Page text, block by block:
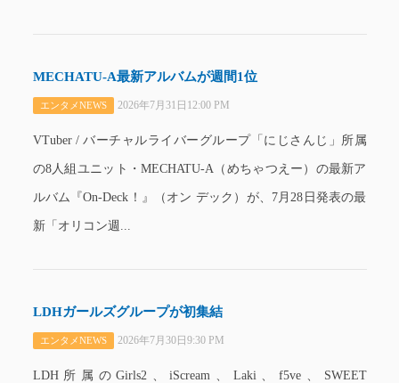
MECHATU-A最新アルバムが週間1位
エンタメNEWS 2026年7月31日12:00 PM
VTuber / バーチャルライバーグループ「にじさんじ」所属
の8人組ユニット・MECHATU-A（めちゃつえー）の最新ア
ルバム『On-Deck！』（オン デック）が、7月28日発表の最
新「オリコン週...
LDHガールズグループが初集結
エンタメNEWS 2026年7月30日9:30 PM
LDH所属のGirls2、iScream、Laki、f5ve、SWEET